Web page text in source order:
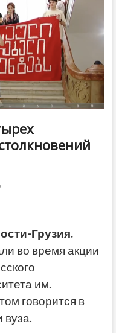
Грузия.
во время акции
им.
говорится в
вуза.